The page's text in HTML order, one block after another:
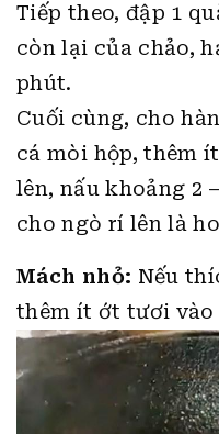
Tiếp theo, đập 1
còn lại của chảo,
phút.
Cuối cùng, cho
cá mòi hộp, thêm
lên, nấu khoảng 2
cho ngò rí lên là
Mách nhỏ: Nếu
thêm ít ớt tươi vào